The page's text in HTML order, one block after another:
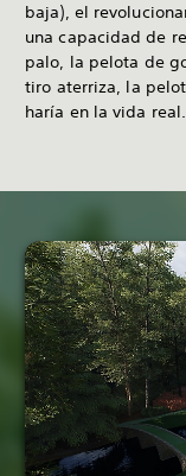
baja), el
una capacidad de
palo, la pelota de
tiro aterriza, la
haría en la vida real.